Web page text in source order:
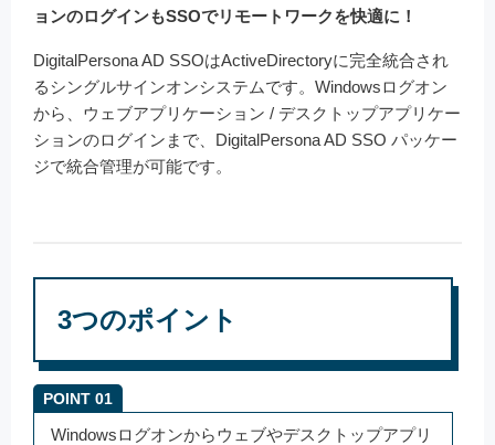
ョンのログインもSSOでリモートワークを快適に！
DigitalPersona AD SSOはActiveDirectoryに完全統合され
るシングルサインオンシステムです。Windowsログオン
から、ウェブアプリケーション / デスクトップアプリケー
ションのログインまで、DigitalPersona AD SSO パッケー
ジで統合管理が可能です。
3つのポイント
POINT 01
Windowsログオンからウェブやデスクトップアプリ